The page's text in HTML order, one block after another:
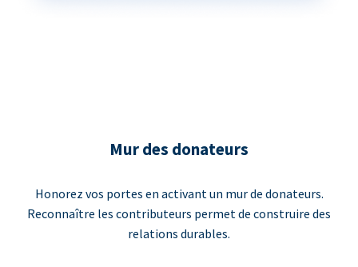
Mur des donateurs
Honorez vos portes en activant un mur de donateurs.
Reconnaître les contributeurs permet de construire des
relations durables.